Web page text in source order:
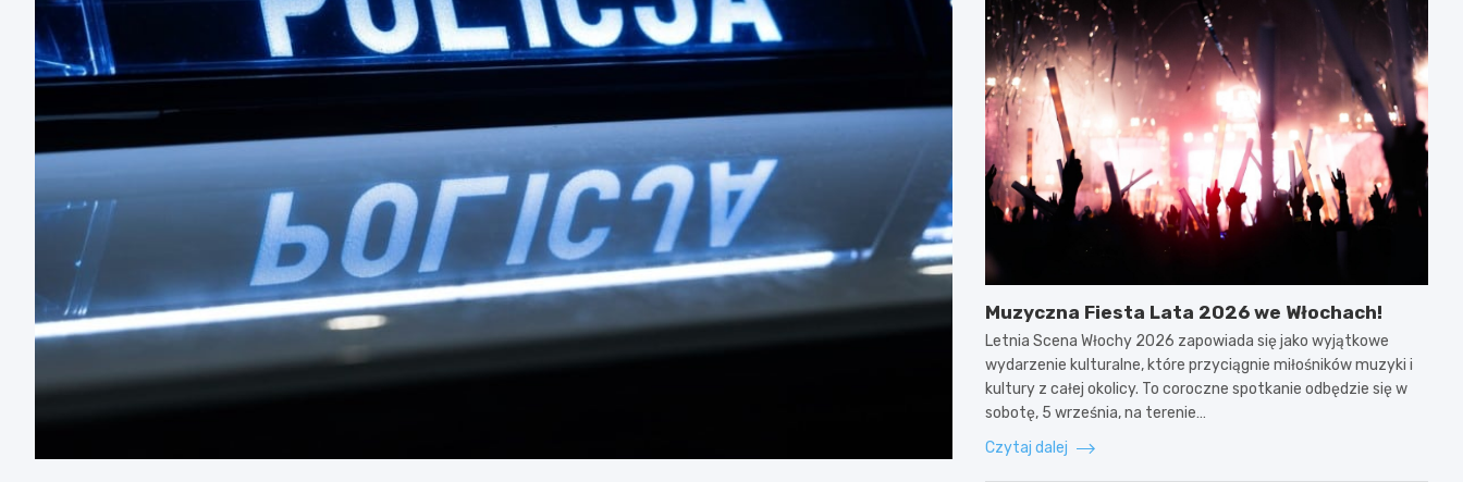
Muzyczna Fiesta Lata 2026 we Włochach!
Letnia Scena Włochy 2026 zapowiada się jako wyjątkowe
wydarzenie kulturalne, które przyciągnie miłośników muzyki i
kultury z całej okolicy. To coroczne spotkanie odbędzie się w
sobotę, 5 września, na terenie…
Czytaj dalej